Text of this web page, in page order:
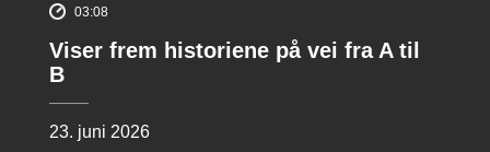
03:08
Viser frem historiene på vei fra A til
B
23. juni 2026